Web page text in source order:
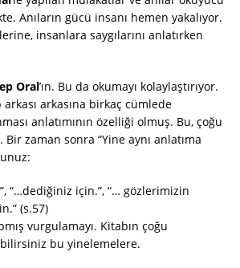
Anıların gücü insanı hemen yakalıyor.
insanlara saygılarını anlatırken
Oral’ın. Bu da okumayı kolaylaştırıyor.
arkasına birkaç cümlede
anlatımının özelliği olmuş. Bu, çoğu
zaman sonra “Yine aynı anlatıma
“…dediğiniz için.”, “… gözlerimizin
(s.57)
vurgulamayı. Kitabın çoğu
bu yinelemelere.